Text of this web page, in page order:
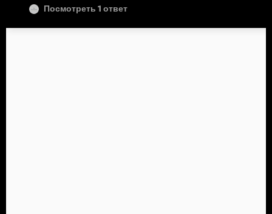
Посмотреть 1 ответ